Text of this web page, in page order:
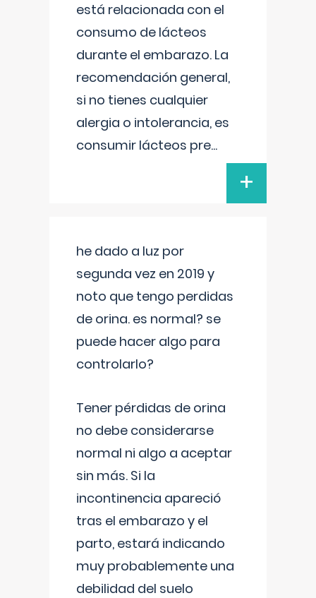
está relacionada con el
consumo de lácteos
durante el embarazo. La
recomendación general,
si no tienes cualquier
alergia o intolerancia, es
consumir lácteos pre...
+
he dado a luz por
segunda vez en 2019 y
noto que tengo perdidas
de orina. es normal? se
puede hacer algo para
controlarlo?
Tener pérdidas de orina
no debe considerarse
normal ni algo a aceptar
sin más. Si la
incontinencia apareció
tras el embarazo y el
parto, estará indicando
muy probablemente una
debilidad del suelo